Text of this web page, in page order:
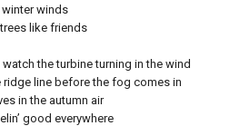
winter winds
like friends
the turbine turning in the wind
ridge line before the fog comes in
in the autumn air
good everywhere